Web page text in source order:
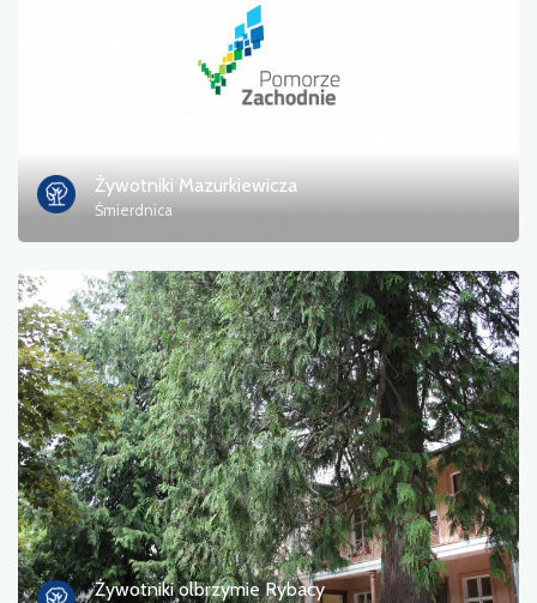
Żywotniki Mazurkiewicza
Śmierdnica
Żywotniki olbrzymie Rybacy